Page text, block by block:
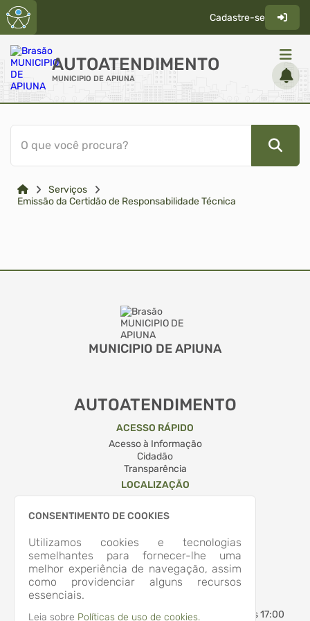
Cadastre-se
AUTOATENDIMENTO
MUNICIPIO DE APIUNA
ACESSO RÁPIDO
Acessibilidade
Transparência
O que você procura?
Serviços
Emissão da Certidão de Responsabilidade Técnica
CONSENTIMENTO DE COOKIES
Utilizamos cookies e tecnologias
semelhantes para fornecer-lhe uma
melhor experiência de navegação, assim
como providenciar alguns recursos
essenciais.
Leia sobre Políticas de uso de cookies.
MUNICIPIO DE APIUNA
AUTOATENDIMENTO
ACESSO RÁPIDO
Acesso à Informação
Cidadão
Transparência
LOCALIZAÇÃO
Apiúna/
Abrir no Mapa
CONTATOS
(47) 3353-2500
administracao@apiuna.sc.gov.br
Segunda-feira a Sexta-feira7:30 às 12:00 - 13:30 às 17:00